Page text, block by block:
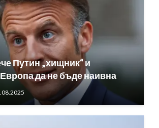
Путин „хищник“ и
да не бъде наивна